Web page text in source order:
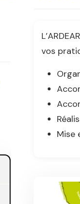
vos
Mise